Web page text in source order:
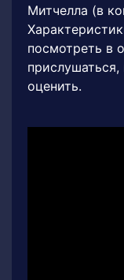
Митчелла (в
посмотреть в
оценить.